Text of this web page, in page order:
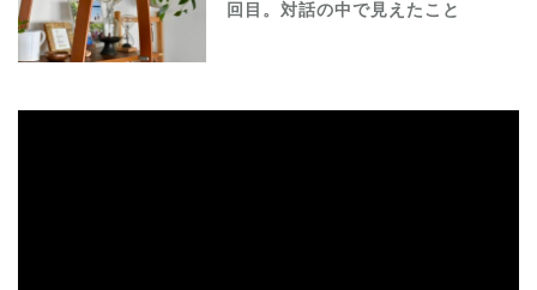
回目。対話の中で見えたこと